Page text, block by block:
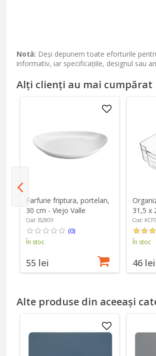
Notă: Deși depunem toate eforturile
informativ, iar specificațiile, designul sau
Alți clienți au mai cumpărat
Farfurie friptura, portelan,
30 cm - Viejo Valle
Cod: B2809
(0)
În stoc
55 lei
31,5 x
Craft
Cod:
În stoc
46 lei
Alte produse din aceeași